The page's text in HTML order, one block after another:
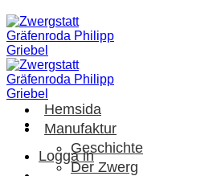
Skip
to
content
Logga in
Hemsida
Manufaktur
Geschichte
Der Zwerg